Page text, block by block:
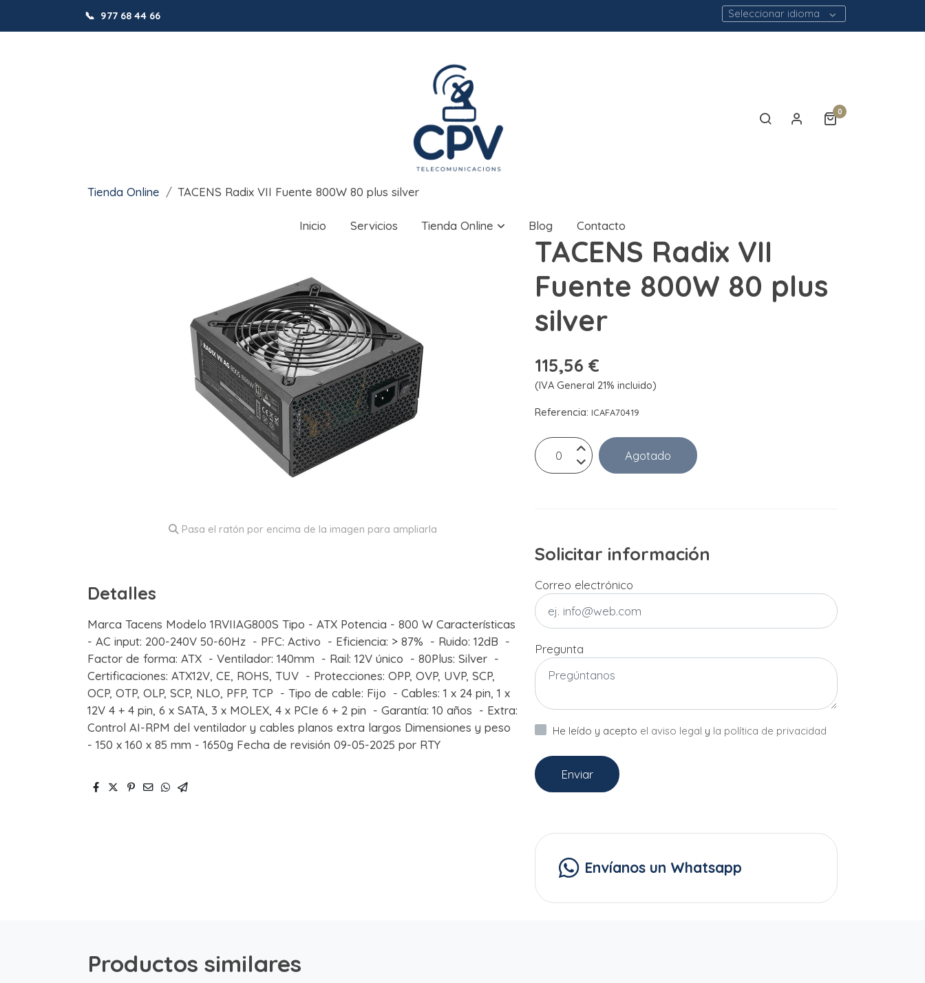
📞 977 68 44 66 Seleccionar idioma
0
Inicio Servicios Tienda Online Blog Contacto
Tienda Online TACENS Radix VII Fuente 800W 80 plus silver
Pasa el ratón por encima de la imagen para ampliarla
Detalles
Marca Tacens Modelo 1RVIIAG800S Tipo - ATX Potencia - 800 W Características
- AC input: 200-240V 50-60Hz - PFC: Activo - Eficiencia: > 87% - Ruido: 12dB -
Factor de forma: ATX - Ventilador: 140mm - Rail: 12V único - 80Plus: Silver -
Certificaciones: ATX12V, CE, ROHS, TUV - Protecciones: OPP, OVP, UVP, SCP,
OCP, OTP, OLP, SCP, NLO, PFP, TCP - Tipo de cable: Fijo - Cables: 1 x 24 pin, 1 x
12V 4 + 4 pin, 6 x SATA, 3 x MOLEX, 4 x PCIe 6 + 2 pin - Garantía: 10 años - Extra:
Control AI-RPM del ventilador y cables planos extra largos Dimensiones y peso
- 150 x 160 x 85 mm - 1650g Fecha de revisión 09-05-2025 por RTY
TACENS Radix VII
Fuente 800W 80 plus
silver
115,56 €
(IVA General 21% incluido)
Referencia: ICAFA70419
Agotado
Solicitar información
Correo electrónico
Pregunta
He leído y acepto el aviso legal y la política de privacidad
Enviar
Envíanos un Whatsapp
Productos similares